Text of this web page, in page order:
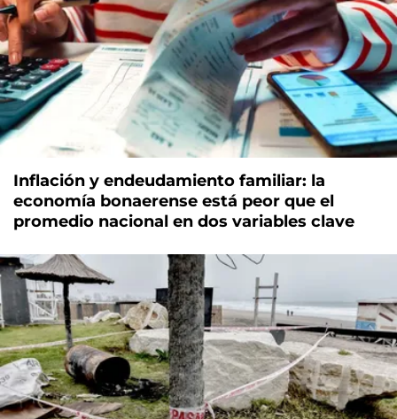
Inflación y endeudamiento familiar: la
economía bonaerense está peor que el
promedio nacional en dos variables clave